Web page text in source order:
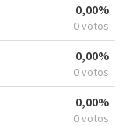
0,00%
0 votos
0,00%
0 votos
0,00%
0 votos